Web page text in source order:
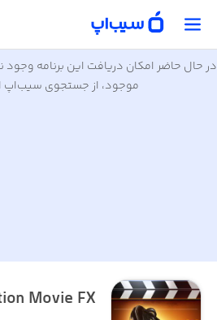
در حال حاضر امکان دریافت این برنامه وجود
موجود، از جستجوی سیب‌اپ
Movie FX